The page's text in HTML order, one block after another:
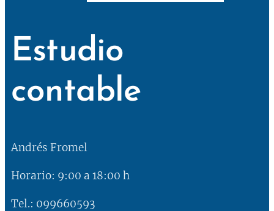
Estudio
contable
Andrés Fromel
Horario: 9:00 a 18:00 h
Tel.: 099660593